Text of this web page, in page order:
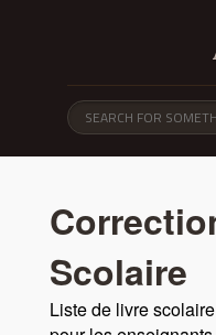
Scolaire
Liste de livre